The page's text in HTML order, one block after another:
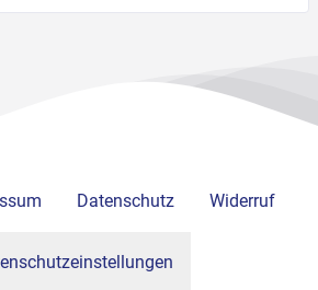
Datenschutz Widerruf